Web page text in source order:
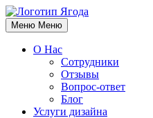
Меню Меню
О Нас
Сотрудники
Отзывы
Вопрос-ответ
Блог
Услуги дизайна